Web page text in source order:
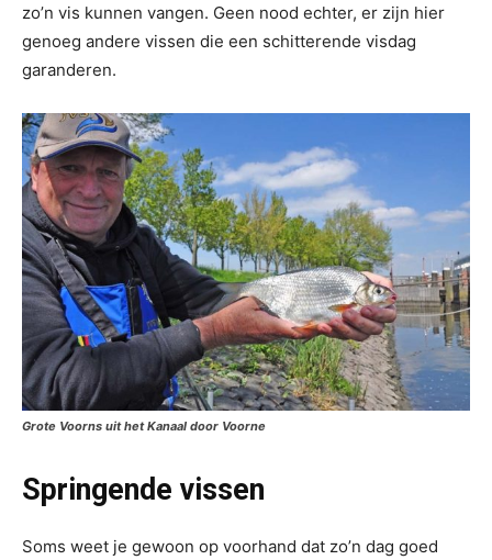
zo’n vis kunnen vangen. Geen nood echter, er zijn hier
genoeg andere vissen die een schitterende visdag
garanderen.
Grote Voorns uit het Kanaal door Voorne
Springende vissen
Soms weet je gewoon op voorhand dat zo’n dag goed